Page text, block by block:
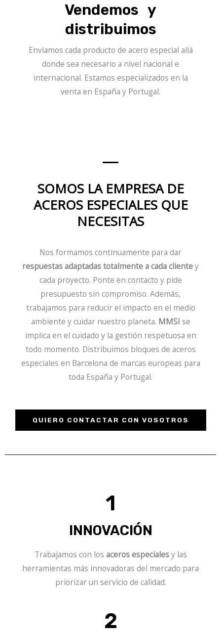
Vendemos y
distribuimos
Enviamos cada producto de acero especial allá
donde sea necesario a nivel nacional e
internacional. Estamos especializados en la
venta en España y Portugal.
SOMOS LA EMPRESA DE
ACEROS ESPECIALES QUE
NECESITAS
Nos formamos continuamente para dar
respuestas adaptadas totalmente a cada clientey
cada proyecto. Ponte en contacto y pide
presupuesto sin compromiso. Además,
trabajamos para reducir el impacto en el medio
ambiente y cuidar nuestro planeta. MMSI se
implica en el cuidado y la gestión respetuosa en
todo momento. Distribuimos bloques de aceros
especiales en Barcelona de marcas europeas para
toda España y Portugal.
QUIERO CONTACTAR CON VOSOTROS
1
INNOVACIÓN
Trabajamos con los aceros especialesy las
herramientas más innovadoras del mercado para
priorizar un servicio de calidad.
2